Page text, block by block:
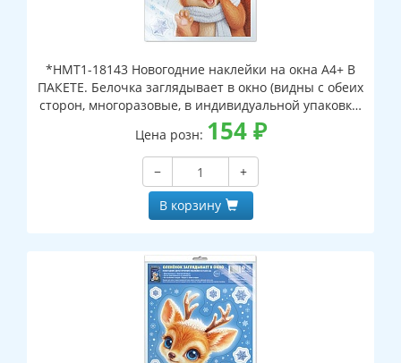
*НМТ1-18143 Новогодние наклейки на окна А4+ В
ПАКЕТЕ. Белочка заглядывает в окно (видны с обеих
сторон, многоразовые, в индивидуальной упаковке,
с европодвесом и клеевым клапаном)
Цена розн: 154₽
−
+
В корзину